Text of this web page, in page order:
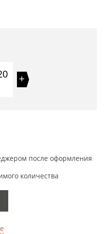
+
после оформления
количества